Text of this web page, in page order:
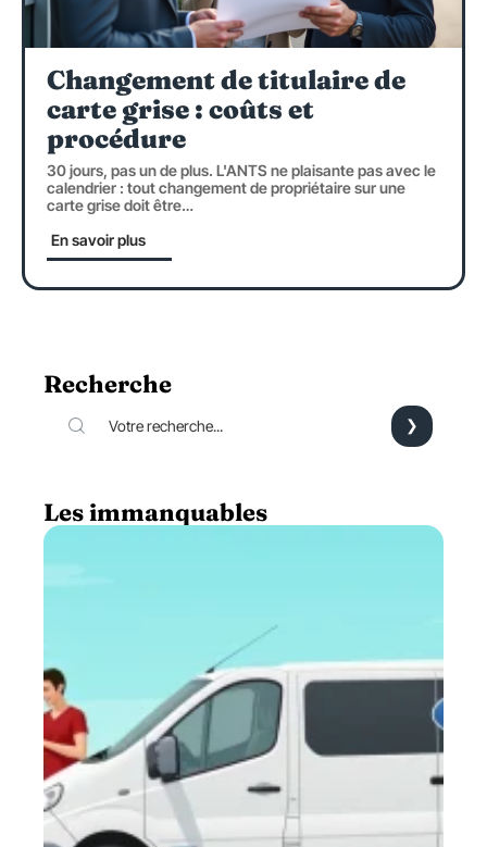
Changement de titulaire de
carte grise : coûts et
procédure
30 jours, pas un de plus. L'ANTS ne plaisante pas avec le
calendrier : tout changement de propriétaire sur une
carte grise doit être…
En savoir plus
Recherche
Les immanquables